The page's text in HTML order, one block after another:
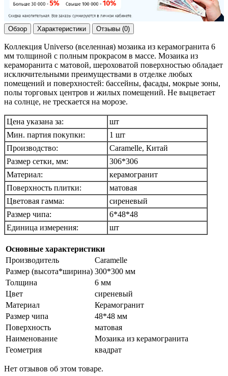
Обзор Характеристики Отзывы (0)
Коллекция Universo (вселенная) мозаика из керамогранита 6
мм толщиной с полным прокрасом в массе. Мозаика из
кераморанита с матовой, шероховатой поверхностью обладает
исключительными преимуществами в отделке любых
помещений и поверхностей: бассейны, фасады, мокрые зоны,
полы торговых центров и жилых помещений. Не выцветает
на солнце, не трескается на морозе.
Цена указана за:
шт
Мин. партия покупки:
1 шт
Производство:
Caramelle, Китай
Размер сетки, мм:
306*306
Материал:
керамогранит
Поверхность плитки:
матовая
Цветовая гамма:
сиреневый
Размер чипа:
6*48*48
Единица измерения:
шт
Основные характеристики
Производитель
Caramelle
Размер (высота*ширина) 300*300 мм
Толщина
6 мм
Цвет
сиреневый
Материал
Керамогранит
Размер чипа
48*48 мм
Поверхность
матовая
Наименование
Мозаика из керамогранита
Геометрия
квадрат
Нет отзывов об этом товаре.